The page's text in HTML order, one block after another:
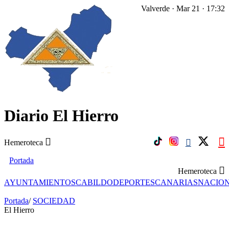
Diario El Hierro
Hemeroteca
Valverde · Mar 21 · 17:32
Portada
Hemeroteca
AYUNTAMIENTOSCABILDODEPORTESCANARIAS
Portada/ SOCIEDAD
El Hierro